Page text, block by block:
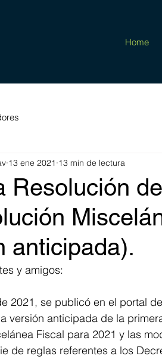
Home
Resolución
anticipada).
13 ene 2021 13 min de lectura
y amigos:
2021, se publicó en el portal
versión anticipada de la
Fiscal para 2021 y las
de reglas referentes a los